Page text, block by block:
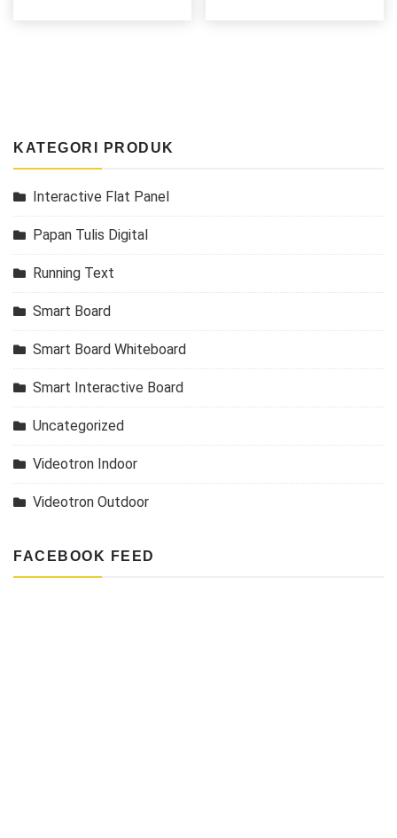
KATEGORI PRODUK
Interactive Flat Panel
Papan Tulis Digital
Running Text
Smart Board
Smart Board Whiteboard
Smart Interactive Board
Uncategorized
Videotron Indoor
Videotron Outdoor
FACEBOOK FEED